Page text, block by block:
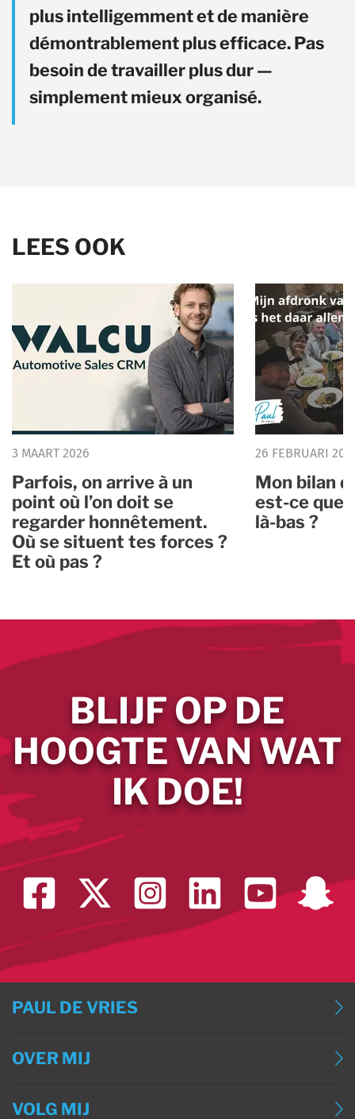
plus intelligemment et de manière
démontrablement plus efficace. Pas
besoin de travailler plus dur —
simplement mieux organisé.
LEES OOK
3 MAART 2026
Parfois, on arrive à un
point où l’on doit se
regarder honnêtement.
Où se situent tes forces ?
Et où pas ?
26 FEBRUARI
Mon bilan
est-ce que
là-bas ?
BLIJF OP DE
HOOGTE VAN WAT
IK DOE!
PAUL DE VRIES
BLOG (DEUTSCH)
OVER MIJ
VOLG MIJ